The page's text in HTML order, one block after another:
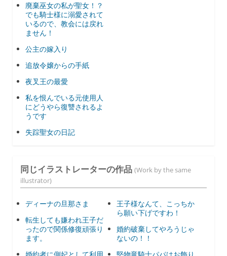
廃棄巫女の私が聖女！？
でも騎士様に溺愛されて
いるので、教会には戻れ
ません！
公主の嫁入り
追放令嬢からの手紙
夜叉王の最愛
私を恨んでいる元使用人
にどうやら復讐されるよ
うです
失踪聖女の日記
同じイラストレーターの作品 (Work by the same
illustrator)
ディーナの旦那さま
転生しても嫌われ王子だ
ったので関係修復頑張り
ます。
王子様なんて、こっちか
ら願い下げですわ！
婚約破棄してやろうじゃ
ないの！！